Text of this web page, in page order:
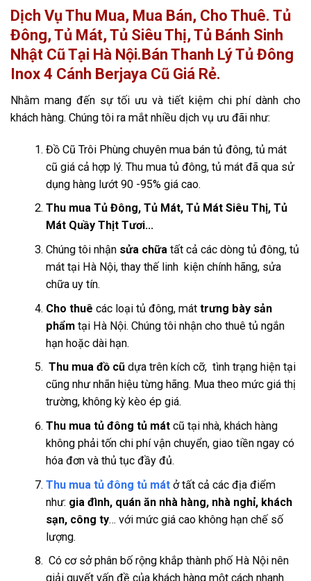
Dịch Vụ Thu Mua, Mua Bán, Cho Thuê. Tủ
Đông, Tủ Mát, Tủ Siêu Thị, Tủ Bánh Sinh
Nhật Cũ Tại Hà Nội.Bán Thanh Lý Tủ Đông
Inox 4 Cánh Berjaya Cũ Giá Rẻ.
Nhằm mang đến sự tối ưu và tiết kiệm chi phí dành cho
khách hàng. Chúng tôi ra mắt nhiều dịch vụ ưu đãi như:
Đồ Cũ Trôi Phùng chuyên mua bán tủ đông, tủ mát
cũ giá cả hợp lý. Thu mua tủ đông, tủ mát đã qua sử
dụng hàng lướt 90 -95% giá cao.
Thu mua Tủ Đông, Tủ Mát, Tủ Mát Siêu Thị, Tủ
Mát Quầy Thịt Tươi…
Chúng tôi nhận sửa chữa tất cả các dòng tủ đông, tủ
mát tại Hà Nội, thay thế linh kiện chính hãng, sửa
chữa uy tín.
Cho thuê các loại tủ đông, mát trưng bày sản
phẩm tại Hà Nội. Chúng tôi nhận cho thuê tủ ngắn
hạn hoặc dài hạn.
Thu mua đồ cũ dựa trên kích cỡ, tình trạng hiện tại
cũng như nhãn hiệu từng hãng. Mua theo mức giá thị
trường, không kỳ kèo ép giá.
Thu mua tủ đông tủ mát cũ tại nhà, khách hàng
không phải tốn chi phí vận chuyển, giao tiền ngay có
hóa đơn và thủ tục đầy đủ.
Thu mua tủ đông tủ mát ở tất cả các địa điểm
như: gia đình, quán ăn nhà hàng, nhà nghỉ, khách
sạn, công ty… với mức giá cao không hạn chế số
lượng.
Có cơ sở phân bố rộng khắp thành phố Hà Nội nên
giải quyết vấn đề của khách hàng một cách nhanh